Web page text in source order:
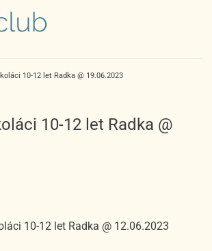
10-12 let Radka @ 19.06.2023
10-12 let Radka @
10-12 let Radka @ 12.06.2023